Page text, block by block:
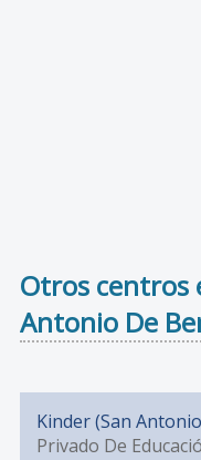
Otros centros
Antonio De
Kinder (San
Privado De